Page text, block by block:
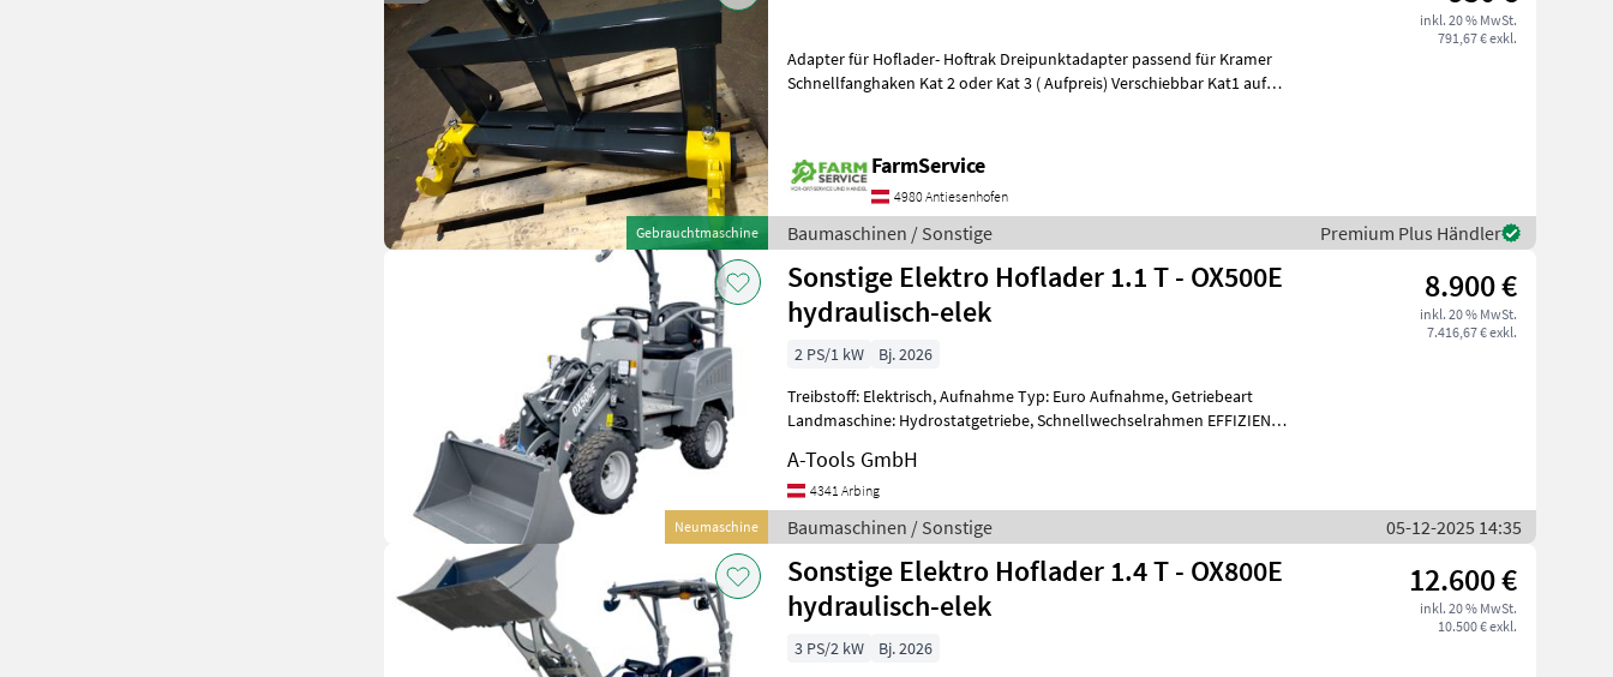
Gebrauchtmaschine
inkl. 20 % MwSt.
791,67 € exkl.
Adapter für Hoflader- Hoftrak Dreipunktadapter passend für Kramer
Schnellfanghaken Kat 2 oder Kat 3 ( Aufpreis) Verschiebbar Kat1 auf
FarmService
4980 Antiesenhofen
Baumaschinen / Sonstige Premium Plus Händler
Neumaschine
Sonstige Elektro Hoflader 1.1 T - OX500E
hydraulisch-elek
8.900 €
inkl. 20 % MwSt.
7.416,67 € exkl.
2 PS/1 kW
Bj. 2026
Treibstoff: Elektrisch, Aufnahme Typ: Euro Aufnahme, Getriebeart
Landmaschine: Hydrostatgetriebe, Schnellwechselrahmen EFFIZIENT
A-Tools GmbH
4341 Arbing
Baumaschinen / Sonstige 05-12-2025 14:35
Sonstige Elektro Hoflader 1.4 T - OX800E
hydraulisch-elek
12.600 €
inkl. 20 % MwSt.
10.500 € exkl.
3 PS/2 kW
Bj. 2026